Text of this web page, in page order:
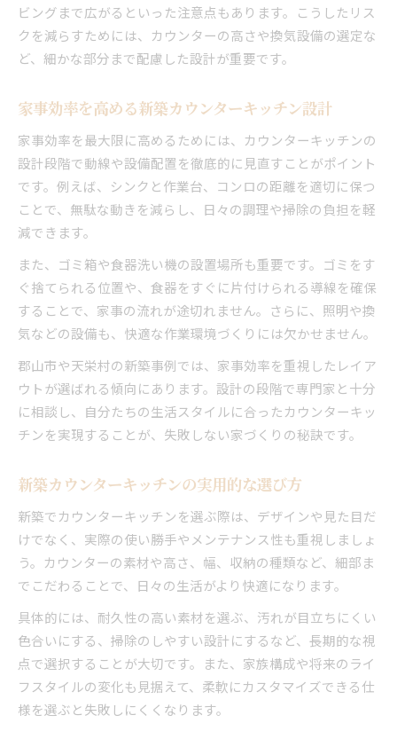
ビングまで広がるといった注意点もあります。こうしたリス
クを減らすためには、カウンターの高さや換気設備の選定な
ど、細かな部分まで配慮した設計が重要です。
家事効率を高める新築カウンターキッチン設計
家事効率を最大限に高めるためには、カウンターキッチンの
設計段階で動線や設備配置を徹底的に見直すことがポイント
です。例えば、シンクと作業台、コンロの距離を適切に保つ
ことで、無駄な動きを減らし、日々の調理や掃除の負担を軽
減できます。
また、ゴミ箱や食器洗い機の設置場所も重要です。ゴミをす
ぐ捨てられる位置や、食器をすぐに片付けられる導線を確保
することで、家事の流れが途切れません。さらに、照明や換
気などの設備も、快適な作業環境づくりには欠かせません。
郡山市や天栄村の新築事例では、家事効率を重視したレイア
ウトが選ばれる傾向にあります。設計の段階で専門家と十分
に相談し、自分たちの生活スタイルに合ったカウンターキッ
チンを実現することが、失敗しない家づくりの秘訣です。
新築カウンターキッチンの実用的な選び方
新築でカウンターキッチンを選ぶ際は、デザインや見た目だ
けでなく、実際の使い勝手やメンテナンス性も重視しましょ
う。カウンターの素材や高さ、幅、収納の種類など、細部ま
でこだわることで、日々の生活がより快適になります。
具体的には、耐久性の高い素材を選ぶ、汚れが目立ちにくい
色合いにする、掃除のしやすい設計にするなど、長期的な視
点で選択することが大切です。また、家族構成や将来のライ
フスタイルの変化も見据えて、柔軟にカスタマイズできる仕
様を選ぶと失敗しにくくなります。